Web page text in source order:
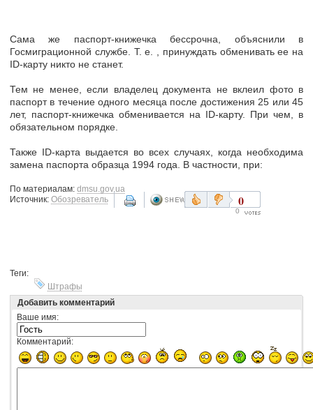
Сама же паспорт-книжечка бессрочна, объяснили в
Госмиграционной службе. Т. е. , принуждать обменивать ее на
ID-карту никто не станет.
Тем не менее, если владелец документа не вклеил фото в
паспорт в течение одного месяца после достижения 25 или 45
лет, паспорт-книжечка обменивается на ID-карту. При чем, в
обязательном порядке.
Также ID-карта выдается во всех случаях, когда необходима
замена паспорта образца 1994 года. В частности, при:
По материалам: dmsu.gov.ua
Источник: Обозреватель 0
0
Теги:
Штрафы
Добавить комментарий
Ваше имя:
Комментарий: